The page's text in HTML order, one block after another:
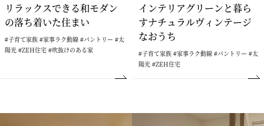
リラックスできる和モダン
の落ち着いた住まい
#子育て家族 #家事ラク動線 #パントリー #太
陽光 #ZEH住宅 #吹抜けのある家
インテリアグリーンと暮ら
すナチュラルヴィンテージ
なおうち
#子育て家族 #家事ラク動線 #パントリー #太
陽光 #ZEH住宅